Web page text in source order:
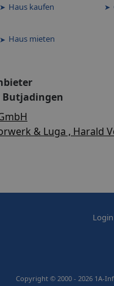
Haus kaufen
Haus mieten
Butjadingen
& Luga , Harald
Login
Copyright © 2000 - 2026 1A-